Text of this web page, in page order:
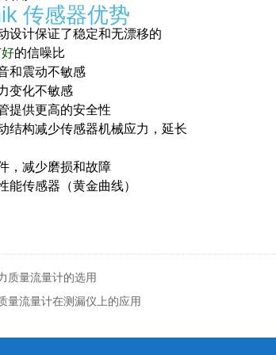
传感器优势
设计保证了稳定和无漂移的
好的信噪比
和震动不敏感
变化不敏感
提供更高的安全性
结构减少传感器机械应力，延长
，减少磨损和故障
能传感器（黄金曲线）
质量流量计的选用
量流量计在测漏仪上的应用